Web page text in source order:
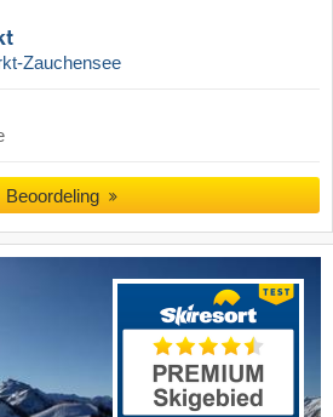
Zauchensee
Beoordeling